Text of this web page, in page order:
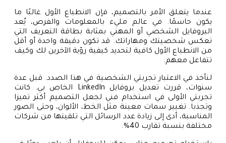
عندما يتعلق الأمر بالتصميم، فإن الانطباع الأول غالبًا ما
يكون حاسمًا. في عالم مليء بالمعلومات والفرص، يُعد
البروفايل الشخصي أو المهني بمثابة بطاقة التعريف التي
تعكس شخصيتك ومهاراتك. قد تكون دقيقة واحدة أو أقل
من الانطباع الأول كافية لتحديد كيفية رؤية الآخرين لك وكيف
تتفاعل معهم.
لنأخذ في الاعتبار تجربتي الشخصية في هذا الصدد. قبل عدة
سنوات، قررت تعديل بروفايل LinkedIn الخاص بي. كانت
تجربتي الأولى في استخدام فني لجعل التصميم أكثر تميزا
وتجذبا. تغيير سمات معينة مثل الخط، الألوان، وحتى الصور
المناسبة، أدى إلى زيادة عدد الرسائل التي تلقيتها من شركات
مختلفة بنسبة تقارب 40%.